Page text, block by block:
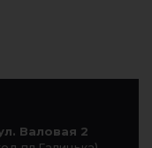
Валовая 2